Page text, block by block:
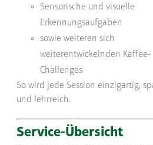
Sensorische und visuelle
Erkennungsaufgaben
sowie weiteren sich
weiterentwickelnden Kaffee-
Challenges
So wird jede Session einzigartig,
und lehrreich.
Service-Übersicht